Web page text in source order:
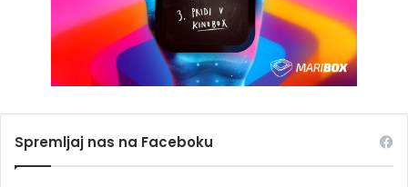
Spremljaj nas na Faceboku